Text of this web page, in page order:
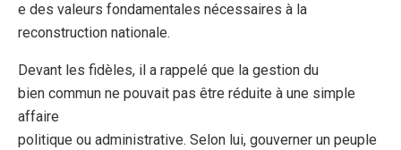
e des valeurs fondamentales nécessaires à la
reconstruction nationale.
Devant les fidèles, il a rappelé que la gestion du
bien commun ne pouvait pas être réduite à une simple
affaire
politique ou administrative. Selon lui, gouverner un peuple